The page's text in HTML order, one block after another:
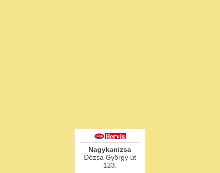
Nagykanizsa
Dózsa György út
123.